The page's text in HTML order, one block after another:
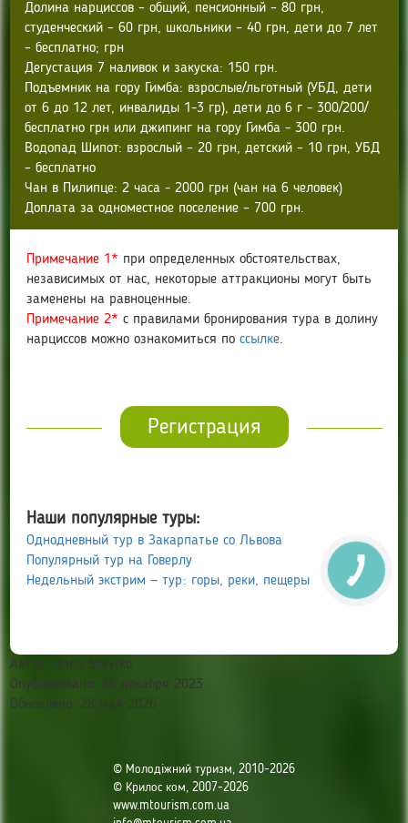
Долина нарциссов – общий, пенсионный – 80 грн,
студенческий – 60 грн, школьники – 40 грн, дети до 7 лет
– бесплатно; грн
Дегустация 7 наливок и закуска: 150 грн.
Подъемник на гору Гимба: взрослые/льготный (УБД, дети
от 6 до 12 лет, инвалиды 1-3 гр), дети до 6 г - 300/200/
бесплатно грн или джипинг на гору Гимба - 300 грн.
Водопад Шипот: взрослый – 20 грн, детский – 10 грн, УБД
– бесплатно
Чан в Пилипце: 2 часа - 2000 грн (чан на 6 человек)
Доплата за одноместное поселение – 700 грн.
Примечание 1* при определенных обстоятельствах,
независимых от нас, некоторые аттракционы могут быть
заменены на равноценные.
Примечание 2* с правилами бронирования тура в долину
нарциссов можно ознакомиться поссылке.
Регистрация
Наши популярные туры:
Однодневный тур в Закарпатье со Львова
Популярный тур на Говерлу
Недельный экстрим — тур: горы, реки, пещеры
Автор: Anna Sokyrko
Опубликовано: 28 декабря 2023
Обновлено: 28 мая 2026
© Молодіжний туризм, 2010-2026
© Крилос ком, 2007-2026
www.mtourism.com.ua